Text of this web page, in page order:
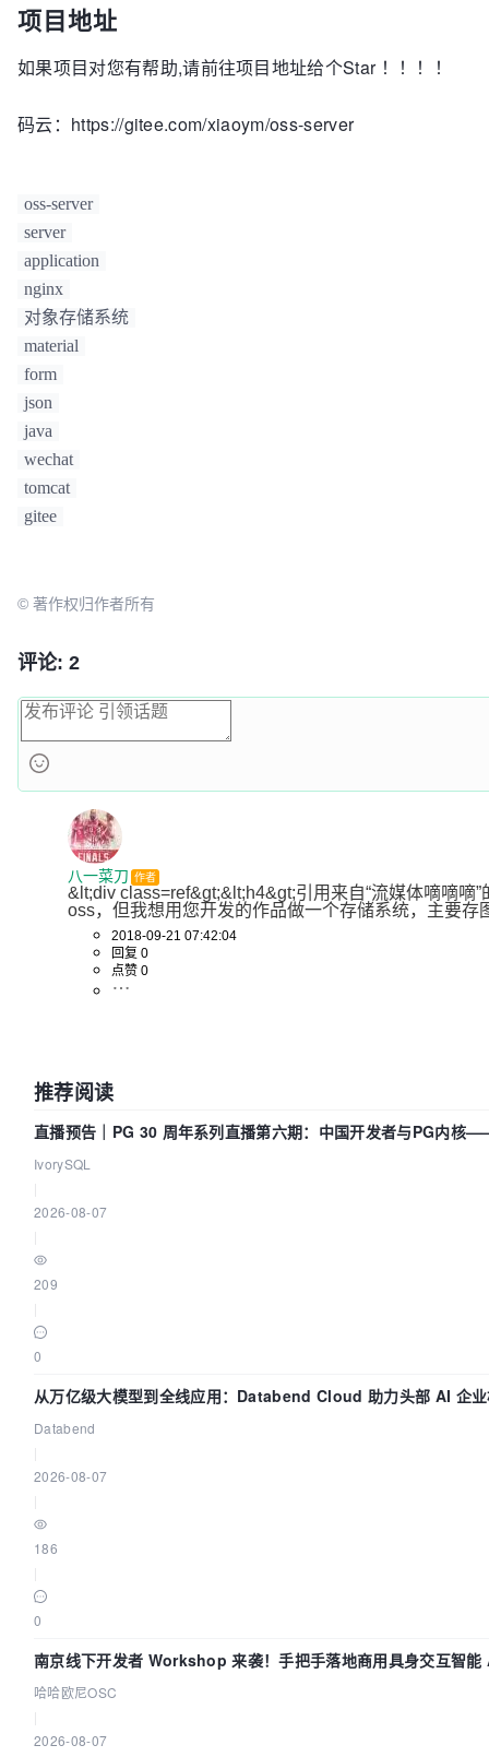
项目地址
如果项目对您有帮助,请前往项目地址给个Star ！！！！
码云：https://gitee.com/xiaoym/oss-server
oss-server
server
application
nginx
对象存储系统
material
form
json
java
wechat
tomcat
gitee
© 著作权归作者所有
评论: 2
八一菜刀 作者
&lt;div class=ref&gt;&lt;h4&gt;引用来自“流媒体嘀嘀
oss，但我想用您开发的作品做一个存储系统，主要
2018-09-21 07:42:04
回复 0
点赞 0
推荐阅读
直播预告｜PG 30 周年系列直播第六期：中国开发者与PG内核
IvorySQL
2026-08-07
209
0
从万亿级大模型到全线应用：Databend Cloud 助力头部 AI 企
Databend
2026-08-07
186
0
南京线下开发者 Workshop 来袭！手把手落地商用具身交互智
哈哈欧尼OSC
2026-08-07